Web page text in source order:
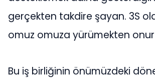
gerçekten takdire şayan. 3S
omuz omuza yürümekten
Bu iş birliğinin önümüzdeki